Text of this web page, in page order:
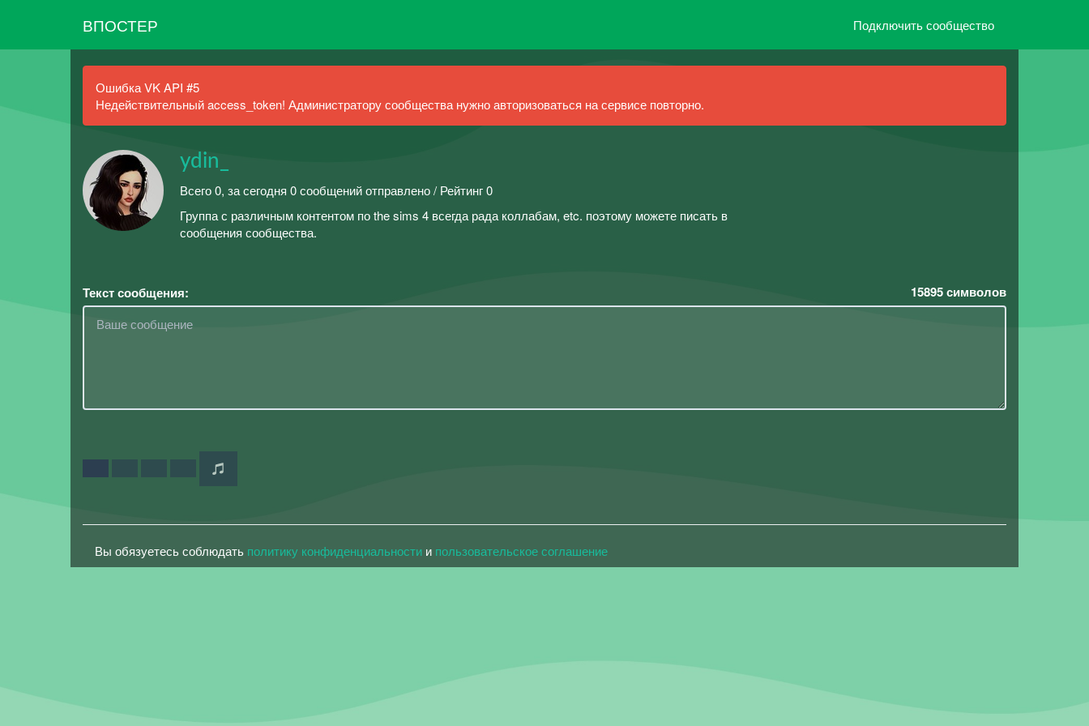
ВПОСТЕР Подключить сообщество
Ошибка VK API #5
Недействительный access_token! Администратору сообщества нужно авторизоваться на сервисе повторно.
ydin_
Всего 0, за сегодня 0 сообщений отправлено / Рейтинг 0
Группа с различным контентом по the sims 4 всегда рада коллабам, etc. поэтому можете писать в
сообщения сообщества.
Текст сообщения: 15895символов
Вы обязуетесь соблюдать политику конфиденциальности и пользовательское соглашение